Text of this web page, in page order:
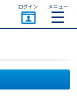
ログイン メニュー